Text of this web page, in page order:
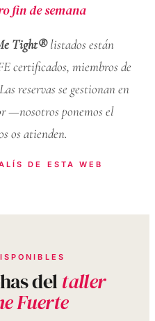
fin de semana
Tight®listados están
certificados, miembros de
reservas se gestionan en
—nosotros ponemos el
os atienden.
DE ESTA WEB
deltaller
Fuerte